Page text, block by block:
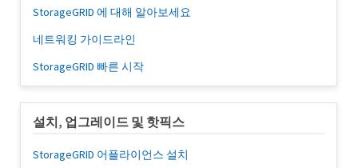
StorageGRID 에 대해 알아보세요
네트워킹 가이드라인
StorageGRID 빠른 시작
설치, 업그레이드 및 핫픽스
StorageGRID 어플라이언스 설치